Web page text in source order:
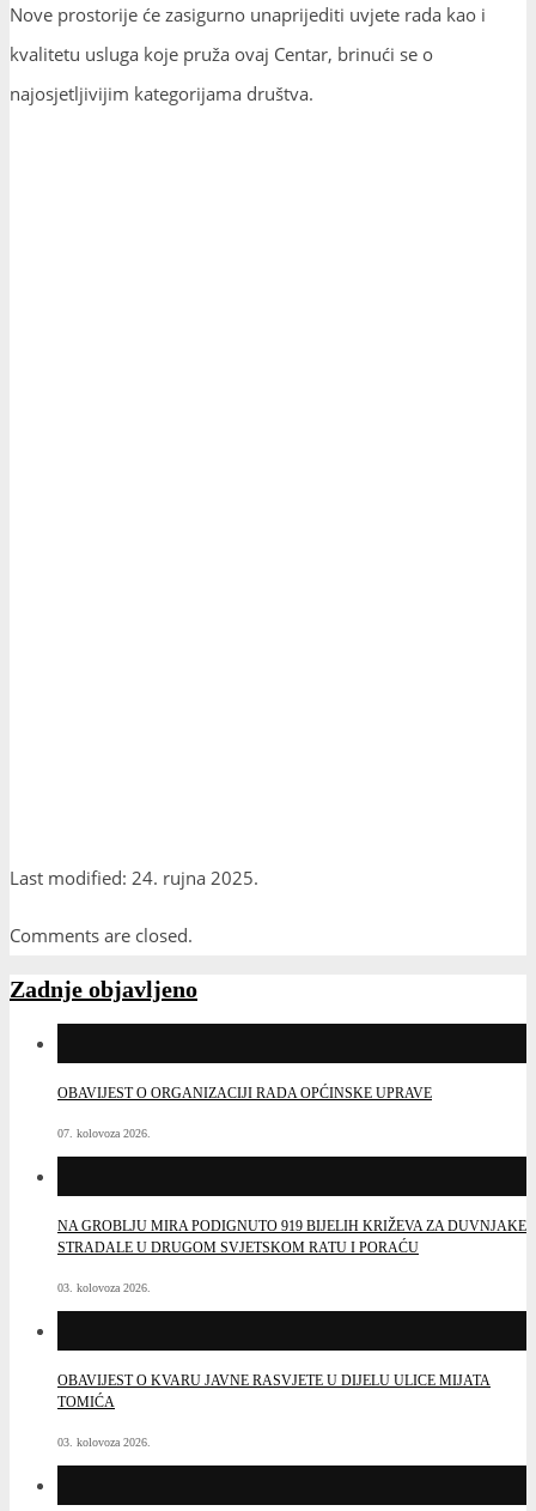
Nove prostorije će zasigurno unaprijediti uvjete rada kao i
kvalitetu usluga koje pruža ovaj Centar, brinući se o
najosjetljivijim kategorijama društva.
Last modified: 24. rujna 2025.
Comments are closed.
Zadnje objavljeno
OBAVIJEST O ORGANIZACIJI RADA OPĆINSKE UPRAVE
07. kolovoza 2026.
NA GROBLJU MIRA PODIGNUTO 919 BIJELIH KRIŽEVA ZA DUVNJAKE
STRADALE U DRUGOM SVJETSKOM RATU I PORAĆU
03. kolovoza 2026.
OBAVIJEST O KVARU JAVNE RASVJETE U DIJELU ULICE MIJATA
TOMIĆA
03. kolovoza 2026.